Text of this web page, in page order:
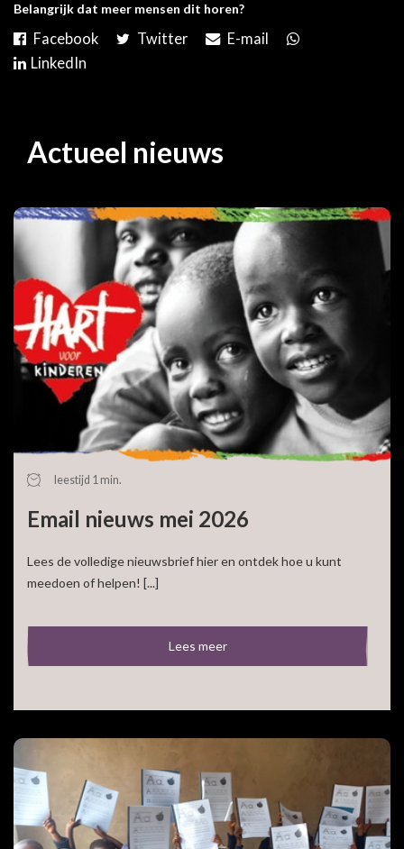
Belangrijk dat meer mensen dit horen?
Actueel nieuws
leestijd 1 min.
Email nieuws mei 2026
Lees de volledige nieuwsbrief hier en ontdek hoe u kunt
meedoen of helpen! [...]
Lees meer